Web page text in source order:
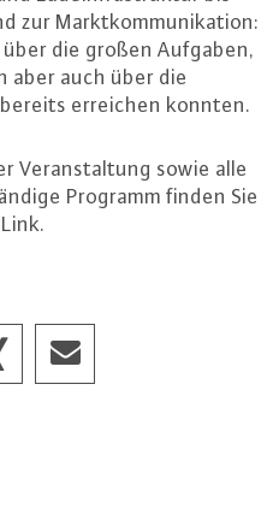
zur Markt­kom­mu­ni­ka­ti­on:
die großen Aufgaben,
aber auch über die
erreichen konnten.
Ver­an­stal­tung sowie alle
Programm finden Sie